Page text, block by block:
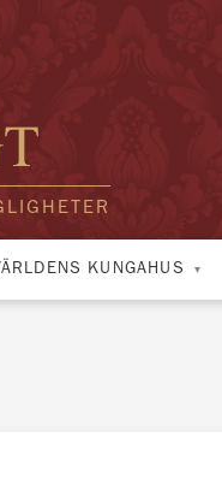
KUNGAHUS